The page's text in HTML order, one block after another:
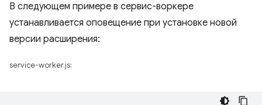
В следующем примере в сервис-воркере
устанавливается оповещение при установке новой
версии расширения:
service-worker.js: